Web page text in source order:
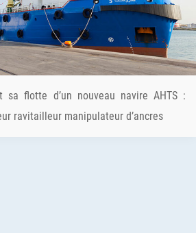
sa flotte d’un nouveau navire AHTS :
ravitailleur manipulateur d’ancres